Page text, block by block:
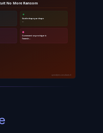
No More Ransom
🔸
Guide étape par étape
◆
Comment se protéger à
l'avenir…
ayinedjimi-consultants.fr